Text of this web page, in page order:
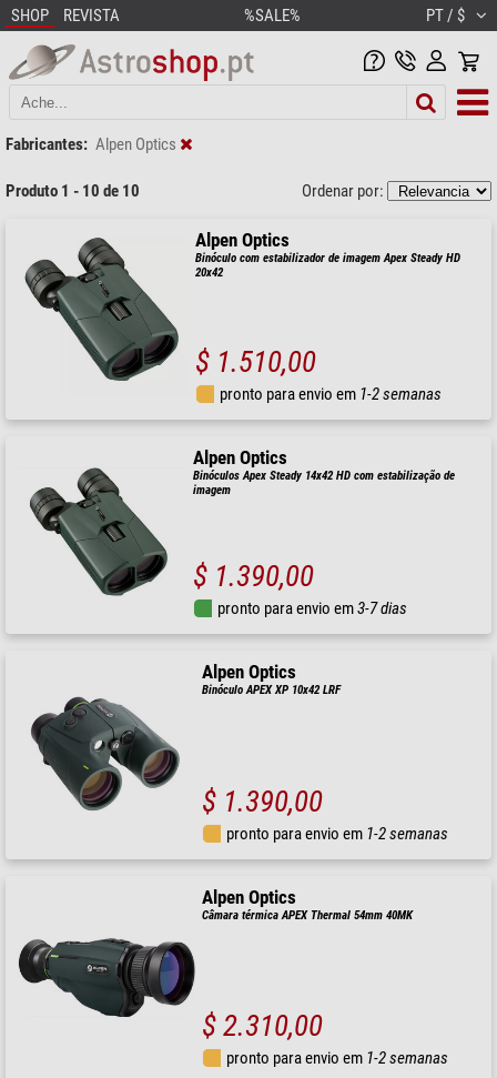
SHOP REVISTA %SALE% PT / $
Fabricantes: Alpen Optics
Produto 1 - 10 de 10 Ordenar por:
Alpen Optics
Binóculo com estabilizador de imagem Apex Steady HD
20x42
$ 1.510,00
pronto para envio em 1-2 semanas
Alpen Optics
Binóculos Apex Steady 14x42 HD com estabilização de
imagem
$ 1.390,00
pronto para envio em3-7 dias
Alpen Optics
Binóculo APEX XP 10x42 LRF
$ 1.390,00
pronto para envio em 1-2 semanas
Alpen Optics
Câmara térmica APEX Thermal 54mm 40MK
$ 2.310,00
pronto para envio em 1-2 semanas